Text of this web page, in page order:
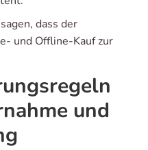
dass der
und Offline-Kauf zur
und